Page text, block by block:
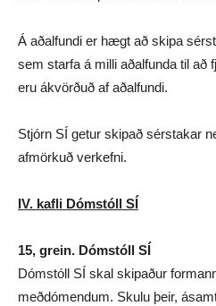
Á aðalfundi er hægt að skipa
sem starfa á milli aðalfunda til að
eru ákvörðuð af aðalfundi.
Stjórn SÍ getur skipað sérstakar
afmörkuð verkefni.
IV. kafli Dómstóll SÍ
15, grein. Dómstóll SÍ
Dómstóll SÍ skal skipaður
meðdómendum. Skulu þeir,